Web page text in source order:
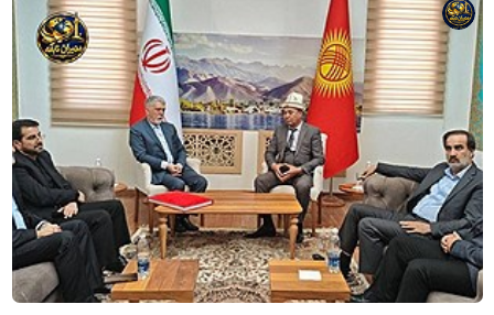
شبکه
خبری
مدیران
نابغه